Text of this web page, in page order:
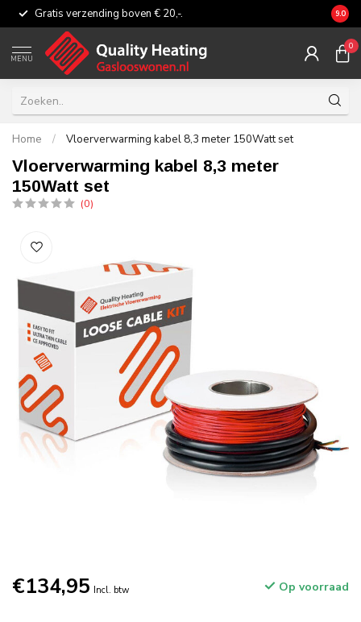
Gratis verzending boven € 20,-. 9.0
MENU
0
Home / Vloerverwarming kabel 8,3 meter 150Watt set
Vloerverwarming kabel 8,3 meter
150Watt set
(0)
€134,95 Incl. btw Op voorraad